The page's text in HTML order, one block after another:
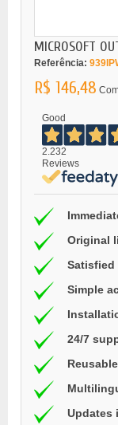
MICROSOFT
Referência:
R$ 146,48
Good
2.232
Reviews
Original
Satisfied
Simple
24/7
Updates